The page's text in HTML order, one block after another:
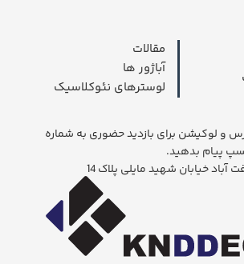
مقالات
آباژور ها
لوسترهای نئوکلاسیک
و لوکیشن برای بازدید حضوری به شماره
آباد خیابان شهید مایلی پلاک 14